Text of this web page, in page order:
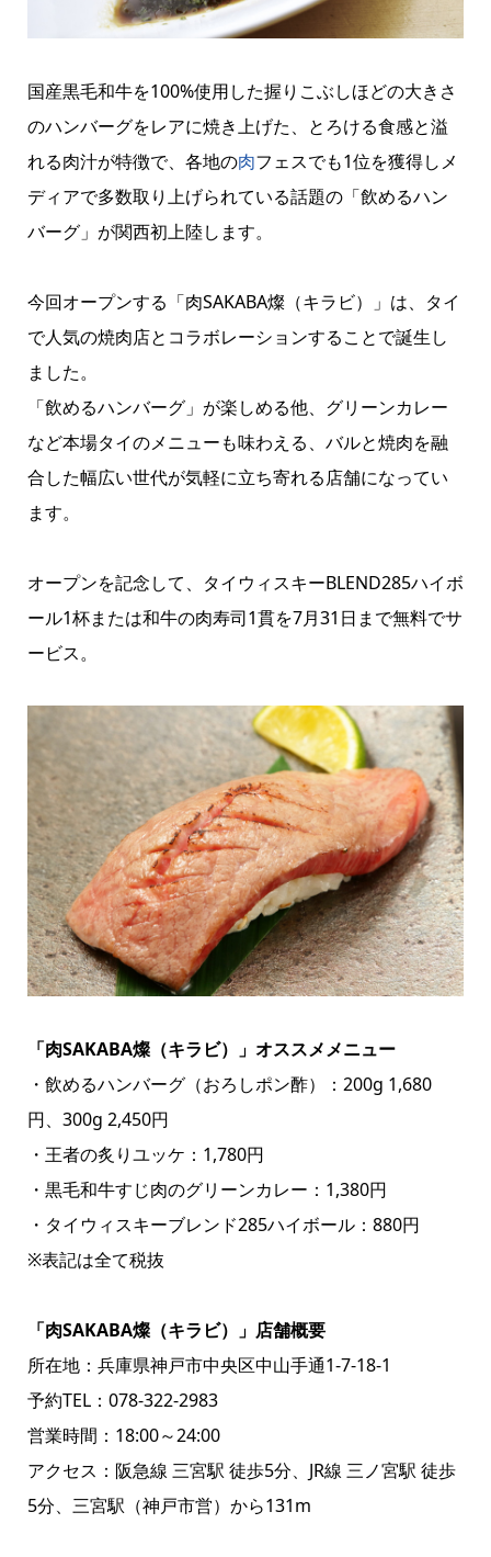
国産黒毛和牛を100%使用した握りこぶしほどの大きさ
のハンバーグをレアに焼き上げた、とろける食感と溢
れる肉汁が特徴で、各地の肉フェスでも1位を獲得しメ
ディアで多数取り上げられている話題の「飲めるハン
バーグ」が関西初上陸します。
今回オープンする「肉SAKABA燦（キラビ）」は、タイ
で人気の焼肉店とコラボレーションすることで誕生し
ました。
「飲めるハンバーグ」が楽しめる他、グリーンカレー
など本場タイのメニューも味わえる、バルと焼肉を融
合した幅広い世代が気軽に立ち寄れる店舗になってい
ます。
オープンを記念して、タイウィスキーBLEND285ハイボ
ール1杯または和牛の肉寿司1貫を7月31日まで無料でサ
ービス。
「肉SAKABA燦（キラビ）」オススメメニュー
・飲めるハンバーグ（おろしポン酢）：200g 1,680
円、300g 2,450円
・王者の炙りユッケ：1,780円
・黒毛和牛すじ肉のグリーンカレー：1,380円
・タイウィスキーブレンド285ハイボール：880円
※表記は全て税抜
「肉SAKABA燦（キラビ）」店舗概要
所在地：兵庫県神戸市中央区中山手通1-7-18-1
予約TEL：078-322-2983
営業時間：18:00～24:00
アクセス：阪急線 三宮駅 徒歩5分、JR線 三ノ宮駅 徒歩
5分、三宮駅（神戸市営）から131m